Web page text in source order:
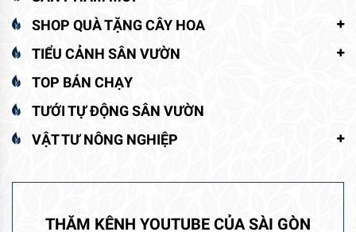
SHOP QUÀ TẶNG CÂY HOA
TIỂU CẢNH SÂN VƯỜN
TOP BÁN CHẠY
TƯỚI TỰ ĐỘNG SÂN VƯỜN
VẬT TƯ NÔNG NGHIỆP
THĂM KÊNH YOUTUBE CỦA SÀI GÒN